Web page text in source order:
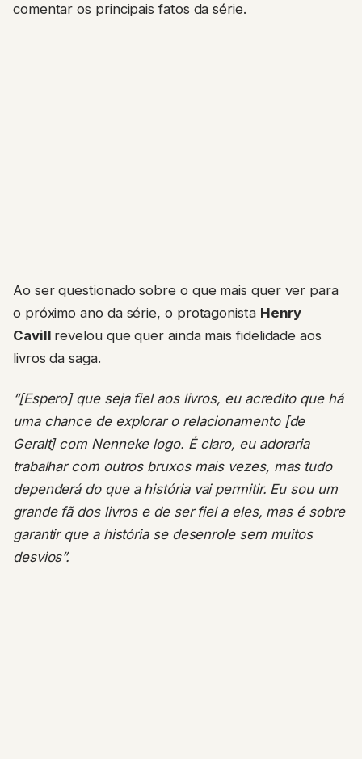
comentar os principais fatos da série.
Ao ser questionado sobre o que mais quer ver para
o próximo ano da série, o protagonista Henry
Cavill revelou que quer ainda mais fidelidade aos
livros da saga.
“[Espero] que seja fiel aos livros, eu acredito que há
uma chance de explorar o relacionamento [de
Geralt] com Nenneke logo. É claro, eu adoraria
trabalhar com outros bruxos mais vezes, mas tudo
dependerá do que a história vai permitir. Eu sou um
grande fã dos livros e de ser fiel a eles, mas é sobre
garantir que a história se desenrole sem muitos
desvios”.